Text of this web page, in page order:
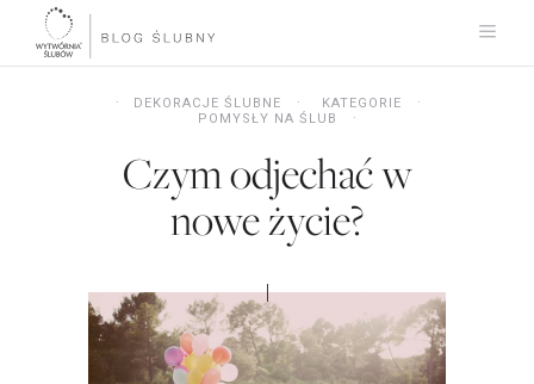
DEKORACJE ŚLUBNE
KATEGORIE
POMYSŁY NA ŚLUB
Czym odjechać w
nowe życie?